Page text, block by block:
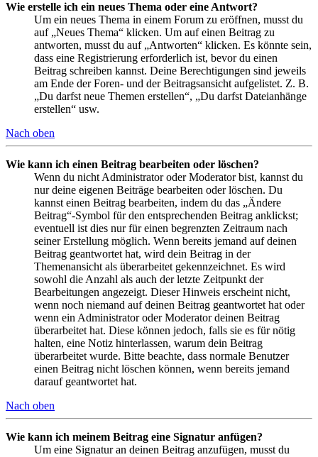
Wie erstelle ich ein neues Thema oder eine Antwort?
Um ein neues Thema in einem Forum zu eröffnen, musst du
auf „Neues Thema“ klicken. Um auf einen Beitrag zu
antworten, musst du auf „Antworten“ klicken. Es könnte sein,
dass eine Registrierung erforderlich ist, bevor du einen
Beitrag schreiben kannst. Deine Berechtigungen sind jeweils
am Ende der Foren- und der Beitragsansicht aufgelistet. Z. B.
„Du darfst neue Themen erstellen“, „Du darfst Dateianhänge
erstellen“ usw.
Nach oben
Wie kann ich einen Beitrag bearbeiten oder löschen?
Wenn du nicht Administrator oder Moderator bist, kannst du
nur deine eigenen Beiträge bearbeiten oder löschen. Du
kannst einen Beitrag bearbeiten, indem du das „Ändere
Beitrag“-Symbol für den entsprechenden Beitrag anklickst;
eventuell ist dies nur für einen begrenzten Zeitraum nach
seiner Erstellung möglich. Wenn bereits jemand auf deinen
Beitrag geantwortet hat, wird dein Beitrag in der
Themenansicht als überarbeitet gekennzeichnet. Es wird
sowohl die Anzahl als auch der letzte Zeitpunkt der
Bearbeitungen angezeigt. Dieser Hinweis erscheint nicht,
wenn noch niemand auf deinen Beitrag geantwortet hat oder
wenn ein Administrator oder Moderator deinen Beitrag
überarbeitet hat. Diese können jedoch, falls sie es für nötig
halten, eine Notiz hinterlassen, warum dein Beitrag
überarbeitet wurde. Bitte beachte, dass normale Benutzer
einen Beitrag nicht löschen können, wenn bereits jemand
darauf geantwortet hat.
Nach oben
Wie kann ich meinem Beitrag eine Signatur anfügen?
Um eine Signatur an deinen Beitrag anzufügen, musst du